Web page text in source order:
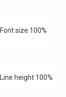
Font size 100%
Line height 100%